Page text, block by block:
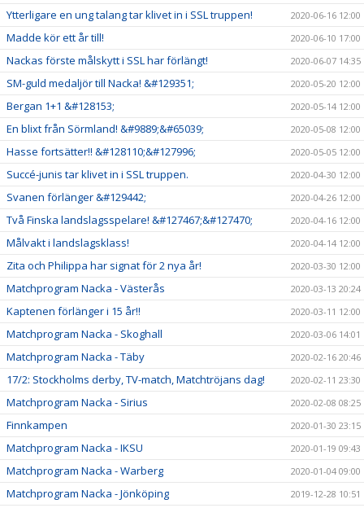
Ytterligare en ung talang tar klivet in i SSL truppen! 2020-06-16 12:00
Madde kör ett år till! 2020-06-10 17:00
Nackas förste målskytt i SSL har förlängt! 2020-06-07 14:35
SM-guld medaljör till Nacka! &#129351; 2020-05-20 12:00
Bergan 1+1 &#128153; 2020-05-14 12:00
En blixt från Sörmland! &#9889;&#65039; 2020-05-08 12:00
Hasse fortsätter!! &#128110;&#127996; 2020-05-05 12:00
Succé-junis tar klivet in i SSL truppen. 2020-04-30 12:00
Svanen förlänger &#129442; 2020-04-26 12:00
Två Finska landslagsspelare! &#127467;&#127470; 2020-04-16 12:00
Målvakt i landslagsklass! 2020-04-14 12:00
Zita och Philippa har signat för 2 nya år! 2020-03-30 12:00
Matchprogram Nacka - Västerås 2020-03-13 20:24
Kaptenen förlänger i 15 år!! 2020-03-11 12:00
Matchprogram Nacka - Skoghall 2020-03-06 14:01
Matchprogram Nacka - Täby 2020-02-16 20:46
17/2: Stockholms derby, TV-match, Matchtröjans dag! 2020-02-11 23:30
Matchprogram Nacka - Sirius 2020-02-08 08:25
Finnkampen 2020-01-30 23:15
Matchprogram Nacka - IKSU 2020-01-19 09:43
Matchprogram Nacka - Warberg 2020-01-04 09:00
Matchprogram Nacka - Jönköping 2019-12-28 10:51